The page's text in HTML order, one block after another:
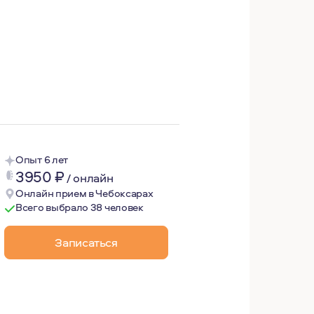
терапии (более 7 лет) я развивала такие
а также имею опыт прохождения 12 шагов
Опыт 6 лет
3950₽/онлайн
Онлайн прием в Чебоксарах
Всего выбрало 38 человек
Записаться